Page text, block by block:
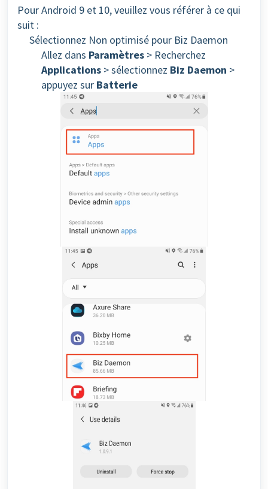
Pour Android 9 et 10, veuillez vous référer à ce qui
suit :
Sélectionnez Non optimisé pour Biz Daemon
Allez dans Paramètres > Recherchez
Applications > sélectionnez Biz Daemon >
appuyez sur Batterie